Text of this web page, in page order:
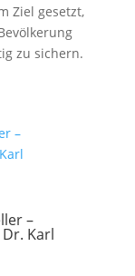
Ziel gesetzt,
zu sichern.
–
Karl